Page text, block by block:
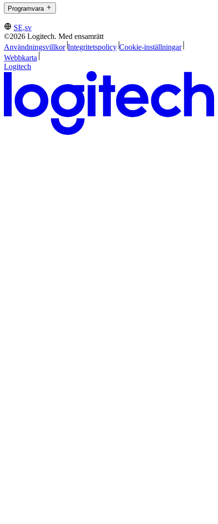
Programvara
SE,sv
©2026 Logitech. Med ensamrätt
Användningsvillkor Integritetspolicy Cookie-inställningar
Webbkarta
Logitech